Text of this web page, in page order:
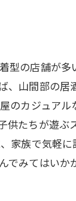
型の店舗が
、山間部の
のカジュア
たちが遊
家族で気軽
みてはい